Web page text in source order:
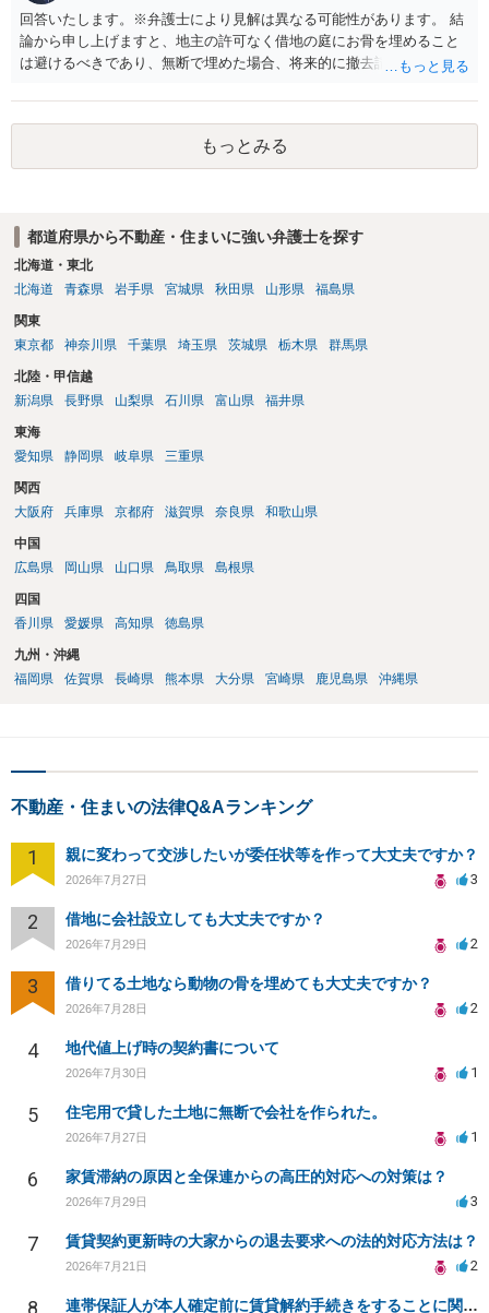
回答いたします。※弁護士により見解は異なる可能性があります。 結
論から申し上げますと、地主の許可なく借地の庭にお骨を埋めること
は避けるべきであり、無断で埋めた場合、将来的に撤去請求や退去時
上、自分のペットの遺骨を埋める行為自体は墓地埋葬法違反や不法投
棄には該当しないため、犯罪になるわけではありません。しかし、建
物の所有者は質問者様であっても、土地の所有権はあくまで地主にあ
ります。そのため、地主に無断でお骨を埋める行為は、他人の所有権
事前に地主へ相談して許可を得るか、土地に直接埋めずに大きめの鉢
植え等で供養する「プランター葬」や、ペット霊園等への納骨を検討
されるのが確実かと思います。
もっとみる
都道府県から不動産・住まいに強い弁護士を探す
北海道・東北
北海道
青森県 岩手県 宮城県 秋田県 山形県 福島県
関東
東京都
神奈川県 千葉県 埼玉県 茨城県 栃木県 群馬県
北陸・甲信越
新潟県
長野県 山梨県 石川県 富山県 福井県
東海
愛知県
静岡県 岐阜県 三重県
関西
大阪府
兵庫県 京都府 滋賀県 奈良県 和歌山県
中国
広島県
岡山県 山口県 鳥取県 島根県
四国
香川県
愛媛県 高知県 徳島県
九州・沖縄
福岡県
佐賀県 長崎県 熊本県 大分県 宮崎県 鹿児島県 沖縄県
不動産・住まいの法律Q&Aランキング
1 親に変わって交渉したいが委任状等を作って大丈夫ですか？
2026年7月27日 3
2 借地に会社設立しても大丈夫ですか？
2026年7月29日 2
3 借りてる土地なら動物の骨を埋めても大丈夫ですか？
2026年7月28日 2
4 地代値上げ時の契約書について
2026年7月30日 1
5 住宅用で貸した土地に無断で会社を作られた。
2026年7月27日 1
6 家賃滞納の原因と全保連からの高圧的対応への対策は？
2026年7月29日 3
7 賃貸契約更新時の大家からの退去要求への法的対応方法は？
2026年7月21日 2
8 連帯保証人が本人確定前に賃貸解約手続きをすることに関して